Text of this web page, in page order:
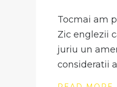
Tocmai am
Zic englezii
juriu un
consideratii